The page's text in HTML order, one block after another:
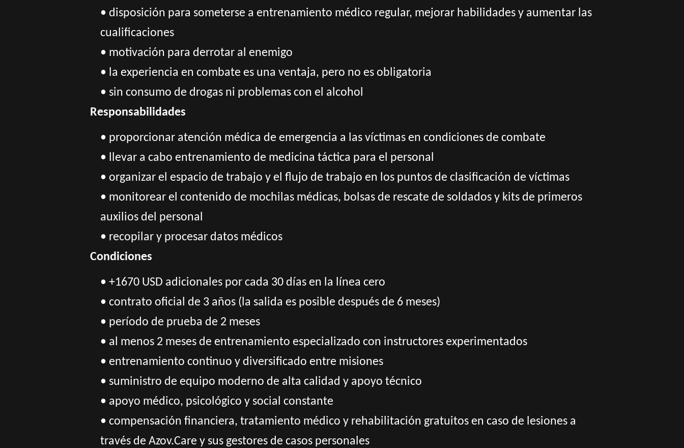
• disposición para someterse a entrenamiento médico regular, mejorar habilidades y aumentar las
cualificaciones
• motivación para derrotar al enemigo
• la experiencia en combate es una ventaja, pero no es obligatoria
• sin consumo de drogas ni problemas con el alcohol
Responsabilidades
• proporcionar atención médica de emergencia a las víctimas en condiciones de combate
• llevar a cabo entrenamiento de medicina táctica para el personal
• organizar el espacio de trabajo y el flujo de trabajo en los puntos de clasificación de víctimas
• monitorear el contenido de mochilas médicas, bolsas de rescate de soldados y kits de primeros
auxilios del personal
• recopilar y procesar datos médicos
Condiciones
• +1670 USD adicionales por cada 30 días en la línea cero
• contrato oficial de 3 años (la salida es posible después de 6 meses)
• período de prueba de 2 meses
• al menos 2 meses de entrenamiento especializado con instructores experimentados
• entrenamiento continuo y diversificado entre misiones
• suministro de equipo moderno de alta calidad y apoyo técnico
• apoyo médico, psicológico y social constante
• compensación financiera, tratamiento médico y rehabilitación gratuitos en caso de lesiones a
través de Azov.Care y sus gestores de casos personales